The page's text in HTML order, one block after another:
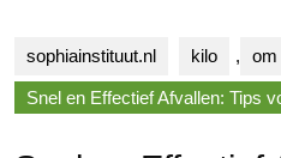
sophiainstituut.nl kilo , om
Snel en Effectief Afvallen: Tips